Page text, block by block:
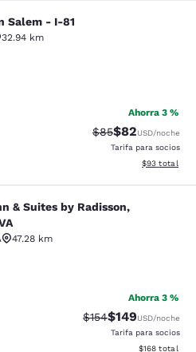
- I-81
Salem - I-81
32.94 km
4.07 estrellas. Muy bueno. 1543
Ahorra 3 %
Tarifa tachada:
$85Tarifa
$82USD/noche
Tarifa para socios
Ver detalles
$93 total
by Radisson,
& Suites by Radisson,
47.28 km
4.41 estrellas. Excelente. 597 reseñas
Ahorra 3 %
Tarifa tachada:
$154Tarifa reducida:
$149USD/noche
Tarifa para socios
Ver detalles
$168 total